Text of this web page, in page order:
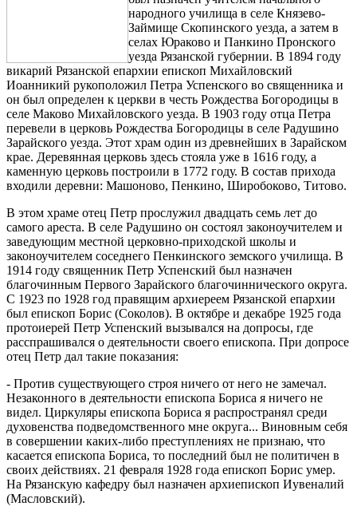
народного училища в селе Князево-
Займище Скопинского уезда, а затем в
селах Юраково и Панкино Пронского
уезда Рязанской губернии. В 1894 году
викарий Рязанской епархии епископ Михайловский
Иоанникий рукоположил Петра Успенского во священника и
он был определен к церкви в честь Рождества Богородицы в
селе Маково Михайловского уезда. В 1903 году отца Петра
перевели в церковь Рождества Богородицы в селе Радушино
Зарайского уезда. Этот храм один из древнейших в Зарайском
крае. Деревянная церковь здесь стояла уже в 1616 году, а
каменную церковь построили в 1772 году. В состав прихода
входили деревни: Машоново, Пенкино, Широбоково, Титово.
В этом храме отец Петр прослужил двадцать семь лет до
самого ареста. В селе Радушино он состоял законоучителем и
заведующим местной церковно-приходской школы и
законоучителем соседнего Пенкинского земского училища. В
1914 году священник Петр Успенский был назначен
благочинным Первого Зарайского благочиннического округа.
С 1923 по 1928 год правящим архиереем Рязанской епархии
был епископ Борис (Соколов). В октябре и декабре 1925 года
протоиерей Петр Успенский вызывался на допросы, где
расспрашивался о деятельности своего епископа. При допросе
отец Петр дал такие показания:
- Против существующего строя ничего от него не замечал.
Незаконного в деятельности епископа Бориса я ничего не
видел. Циркуляры епископа Бориса я распространял среди
духовенства подведомственного мне округа... Виновным себя
в совершении каких-либо преступлениях не признаю, что
касается епископа Бориса, то последний был не политичен в
своих действиях. 21 февраля 1928 года епископ Борис умер.
На Рязанскую кафедру был назначен архиепископ Иувеналий
(Масловский).